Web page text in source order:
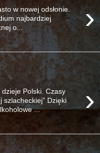
›
w nowej odsłonie.
najbardziej
o...
›
Polski. Czasy
szlacheckiej” Dzięki
...